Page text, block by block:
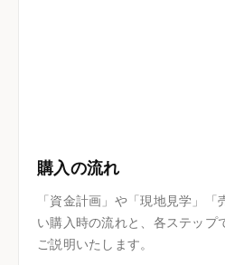
購入の流れ
「資金計画」や「現地見学」「
い購入時の流れと、各ステップ
ご説明いたします。